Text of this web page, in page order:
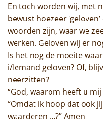
En toch worden wij, met
bewust hoezeer
woorden zijn, waar we
werken. Geloven wij er
Is het nog de moeite
i/Iemand geloven? Of,
neerzitten?
“God, waarom heeft u
“Omdat ik hoop dat ook
waarderen …?” Amen.